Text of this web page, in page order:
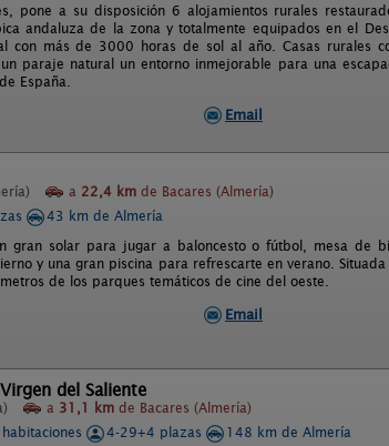
pone a su disposición 6 alojamientos rurales
andaluza de la zona y totalmente equipados en el
con más de 3000 horas de sol al año. Casas rurales
paraje natural un entorno inmejorable para una
España.
Email
a 22,4 km de Bacares (Almería)
43 km de Almería
gran solar para jugar a baloncesto o fútbol, mesa de
y una gran piscina para refrescarte en verano.
de los parques temáticos de cine del oeste.
Email
del Saliente
a 31,1 km de Bacares (Almería)
4-29+4 plazas
148 km de Almería